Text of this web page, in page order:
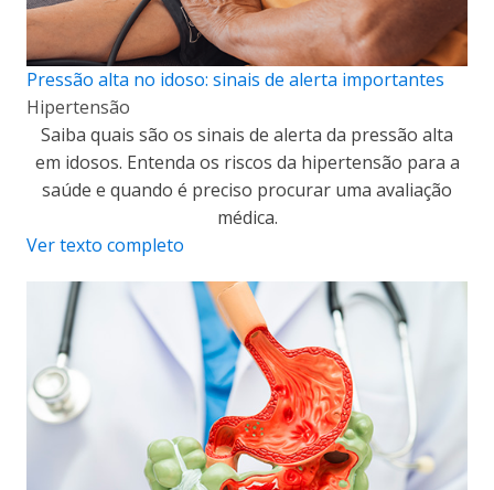
Pressão alta no idoso: sinais de alerta importantes
Hipertensão
Saiba quais são os sinais de alerta da pressão alta
em idosos. Entenda os riscos da hipertensão para a
saúde e quando é preciso procurar uma avaliação
médica.
Ver texto completo